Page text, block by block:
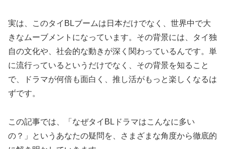
実は、このタイBLブームは日本だけでなく、世界中で大
きなムーブメントになっています。その背景には、タイ独
自の文化や、社会的な動きが深く関わっているんです。単
に流行っているというだけでなく、その背景を知ること
で、ドラマが何倍も面白く、推し活がもっと楽しくなるは
ずです。
この記事では、「なぜタイBLドラマはこんなに多い
の？」というあなたの疑問を、さまざまな角度から徹底的